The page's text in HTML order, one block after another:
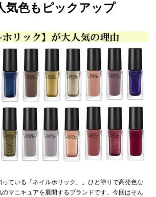
気色もピックアップ
ている「ネイルホリック」。ひと塗りで高発色な
マニキュアを展開するブランドです。今回はそん